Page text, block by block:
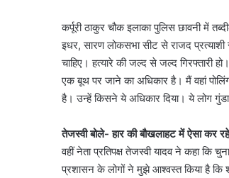
कर्पूरी ठाकुर चौक इलाका पुलिस छावनी में
इधर, सारण लोकसभा सीट से राजद प्रत्याशी
चाहिए। हत्यारे की जल्द से जल्द गिरफ्तारी
एक बूथ पर जाने का अधिकार है। मैं वहां
है। उन्हें किसने ये अधिकार दिया। ये लोग
तेजस्वी बोले- हार की बौखलाहट में ऐसा कर रहे
वहीं नेता प्रतिपक्ष तेजस्वी यादव ने कहा कि
प्रशासन के लोगों ने मुझे आश्वस्त किया है कि